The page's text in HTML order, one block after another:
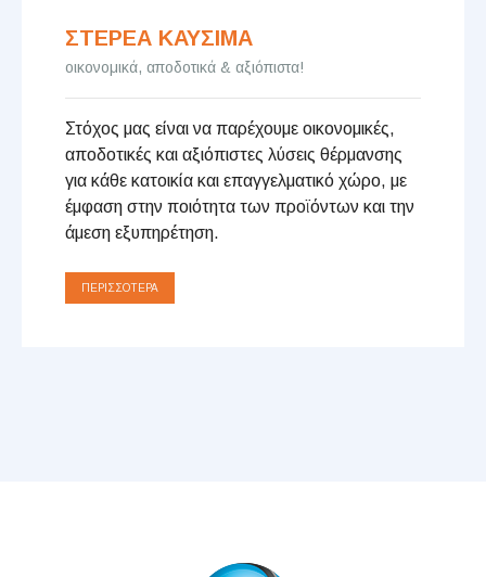
ΣΤΕΡΕΑ ΚΑΥΣΙΜΑ
οικονομικά, αποδοτικά & αξιόπιστα!
Στόχος μας είναι να παρέχουμε οικονομικές,
αποδοτικές και αξιόπιστες λύσεις θέρμανσης
για κάθε κατοικία και επαγγελματικό χώρο, με
έμφαση στην ποιότητα των προϊόντων και την
άμεση εξυπηρέτηση.
ΠΕΡΙΣΣΌΤΕΡΑ